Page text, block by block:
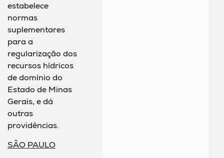
estabelece
normas
suplementares
para a
regularização dos
recursos hídricos
de domínio do
Estado de Minas
Gerais, e dá
outras
providências.
SÃO PAULO